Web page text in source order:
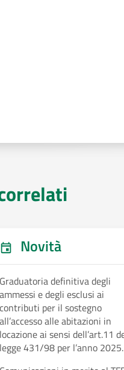
Novità
Graduatoria definitiva degli
ammessi e degli esclusi ai
contributi per il sostegno
all’accesso alle abitazioni in
locazione ai sensi dell’art.11
legge 431/98 per l’anno 2025.